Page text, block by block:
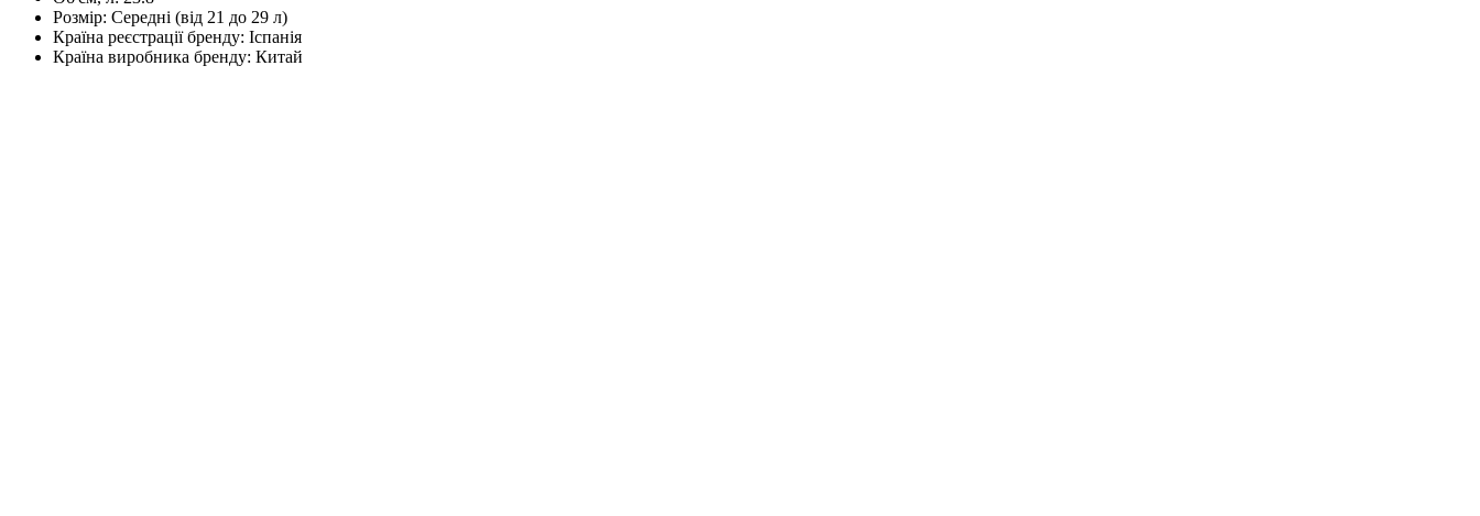
Розмір: Середні (від 21 до 29 л)
Країна реєстрації бренду: Іспанія
Країна виробника бренду: Китай